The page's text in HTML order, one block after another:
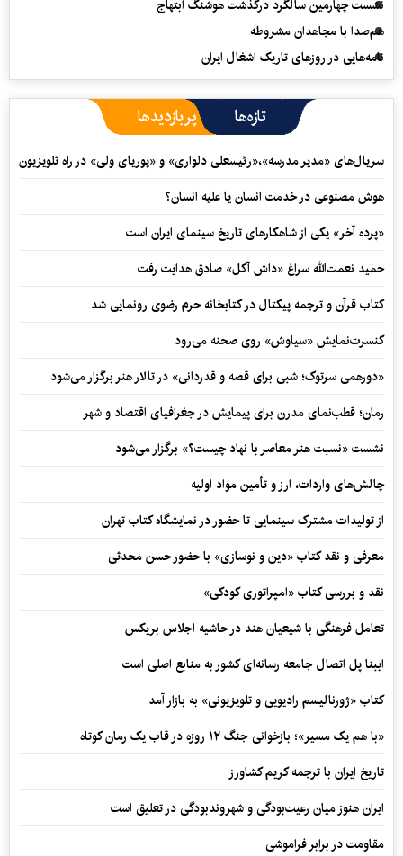
نشست چهارمین سالگرد درگذشت هوشنگ ابتهاج
هم‌صدا با مجاهدان مشروطه
نامه‌هایی در روزهای تاریک اشغال ایران
تازه‌ها پربازدیدها
سریال‌های «مدیر مدرسه»،«رئیسعلی دلواری» و «پوریای ولی» در راه تلویزیون
هوش مصنوعی در خدمت انسان یا علیه انسان؟
«پرده آخر» یکی از شاهکارهای تاریخ سینمای ایران است
حمید نعمت‌‏الله سراغ «داش آکل» صادق هدایت رفت
کتاب قرآن و ترجمه پیکتال در کتابخانه حرم رضوی رونمایی شد
کنسرت‌نمایش «سیاوش» روی صحنه می‌رود
«دورهمی سرتوک؛ شبی برای قصه و قدردانی» در تالار هنر برگزار می‌شود
رمان؛ قطب‌نمای مدرن برای پیمایش در جغرافیای اقتصاد و شهر
نشست «نسبت هنر معاصر با نهاد چیست؟» برگزار می‌شود
چالش‌های واردات، ارز و تأمین مواد اولیه
از تولیدات مشترک سینمایی تا حضور در نمایشگاه کتاب تهران
معرفی و نقد کتاب «دین و نوسازی» با حضور حسن محدثی
نقد و بررسی کتاب «امپراتوری کودکی»
تعامل فرهنگی با شیعیان هند در حاشیه اجلاس بریکس
ایبنا پل اتصال جامعه رسانه‌ای کشور به منابع اصلی است
کتاب «ژورنالیسم رادیویی و تلویزیونی» به بازار آمد
«با هم یک مسیر»؛ بازخوانی جنگ ۱۲ روزه در قاب یک رمان کوتاه
تاریخ ایران با ترجمه کریم کشاورز
ایران هنوز میان رعیت‌بودگی و شهروندبودگی در تعلیق است
مقاومت در برابر فراموشی